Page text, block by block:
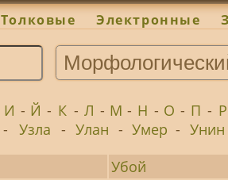
Толковые Электронные
И - Й - К - Л - М - Н - О - П - Р
- Узла - Улан - Умер - Унин
Убой